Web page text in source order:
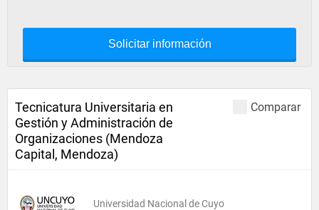
Solicitar información
Comparar
Tecnicatura Universitaria en
Gestión y Administración de
Organizaciones (Mendoza
Capital, Mendoza)
Universidad Nacional de Cuyo